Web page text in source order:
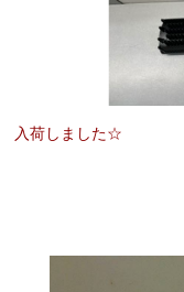
入荷しました☆